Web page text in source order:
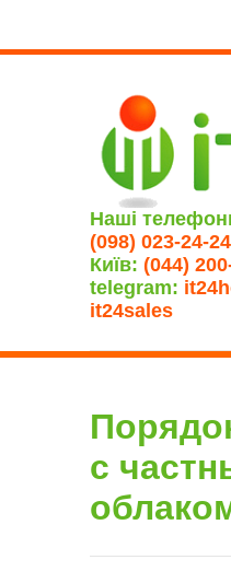
Наші
(098) 023-24-24
Київ: (044)
telegram:
it24sales
с